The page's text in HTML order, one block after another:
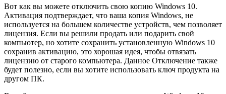
Вот как вы можете отключить свою копию Windows 10.
Активация подтверждает, что ваша копия Windows, не
используется на большем количестве устройств, чем позволяет
лицензия. Если вы решили продать или подарить свой
компьютер, но хотите сохранить установленную Windows 10
сохранив активацию, это хорошая идея, чтобы отвязать
лицензию от старого компьютера. Данное Отключение также
будет полезно, если вы хотите использовать ключ продукта на
другом ПК.